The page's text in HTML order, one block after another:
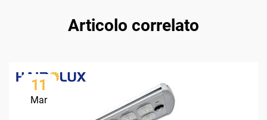
Articolo correlato
11
Mar